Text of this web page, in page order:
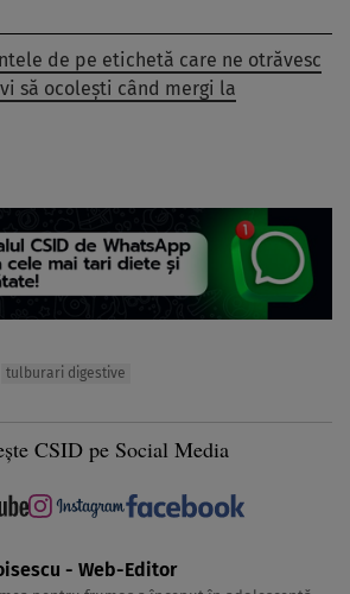
de pe etichetă care ne otrăvesc
să ocolești când mergi la
tulburari digestive
CSID pe Social Media
- Web-Editor